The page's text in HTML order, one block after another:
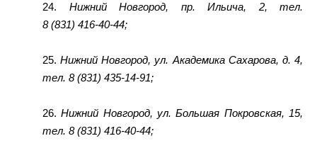
24. Нижний Новгород, пр. Ильича, 2, тел.
8 (831) 416-40-44;
25.Нижний Новгород, ул. Академика Сахарова, д. 4,
тел. 8 (831) 435-14-91;
26.Нижний Новгород, ул. Большая Покровская, 15,
тел. 8 (831) 416-40-44;